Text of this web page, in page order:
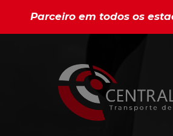
Parceiro em todos os